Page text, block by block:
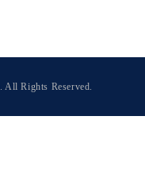
. All Rights Reserved.